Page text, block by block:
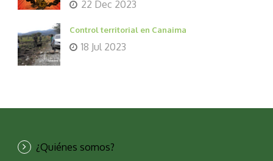
22 Dec 2023
Control territorial en Canaima
18 Jul 2023
¿Quiénes somos?